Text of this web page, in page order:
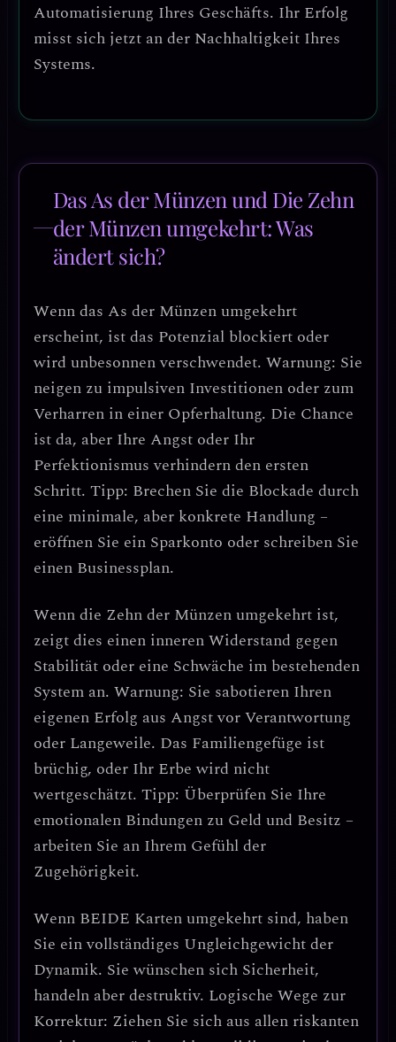
Automatisierung Ihres Geschäfts. Ihr Erfolg
misst sich jetzt an der Nachhaltigkeit Ihres
Systems.
Das As der Münzen und Die Zehn
der Münzen umgekehrt: Was
ändert sich?
Wenn das As der Münzen umgekehrt
erscheint, ist das Potenzial blockiert oder
wird unbesonnen verschwendet. Warnung: Sie
neigen zu impulsiven Investitionen oder zum
Verharren in einer Opferhaltung. Die Chance
ist da, aber Ihre Angst oder Ihr
Perfektionismus verhindern den ersten
Schritt. Tipp: Brechen Sie die Blockade durch
eine minimale, aber konkrete Handlung –
eröffnen Sie ein Sparkonto oder schreiben Sie
einen Businessplan.
Wenn die Zehn der Münzen umgekehrt ist,
zeigt dies einen inneren Widerstand gegen
Stabilität oder eine Schwäche im bestehenden
System an. Warnung: Sie sabotieren Ihren
eigenen Erfolg aus Angst vor Verantwortung
oder Langeweile. Das Familiengefüge ist
brüchig, oder Ihr Erbe wird nicht
wertgeschätzt. Tipp: Überprüfen Sie Ihre
emotionalen Bindungen zu Geld und Besitz –
arbeiten Sie an Ihrem Gefühl der
Zugehörigkeit.
Wenn BEIDE Karten umgekehrt sind, haben
Sie einvollständiges Ungleichgewicht der
Dynamik. Sie wünschen sich Sicherheit,
handeln aber destruktiv. Logische Wege zur
Korrektur: Ziehen Sie sich aus allen riskanten